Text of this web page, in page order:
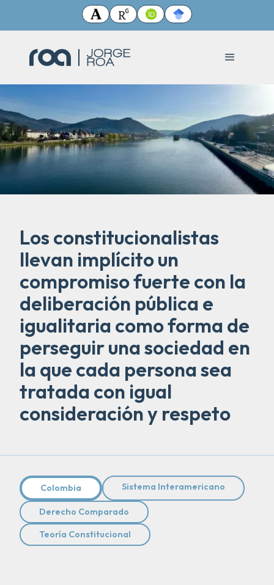
Los constitucionalistas
llevan implícito un
compromiso fuerte con la
deliberación pública e
igualitaria como forma de
perseguir una sociedad en
la que cada persona sea
tratada con igual
consideración y respeto
Colombia Sistema Interamericano
Derecho Comparado
Teoría Constitucional